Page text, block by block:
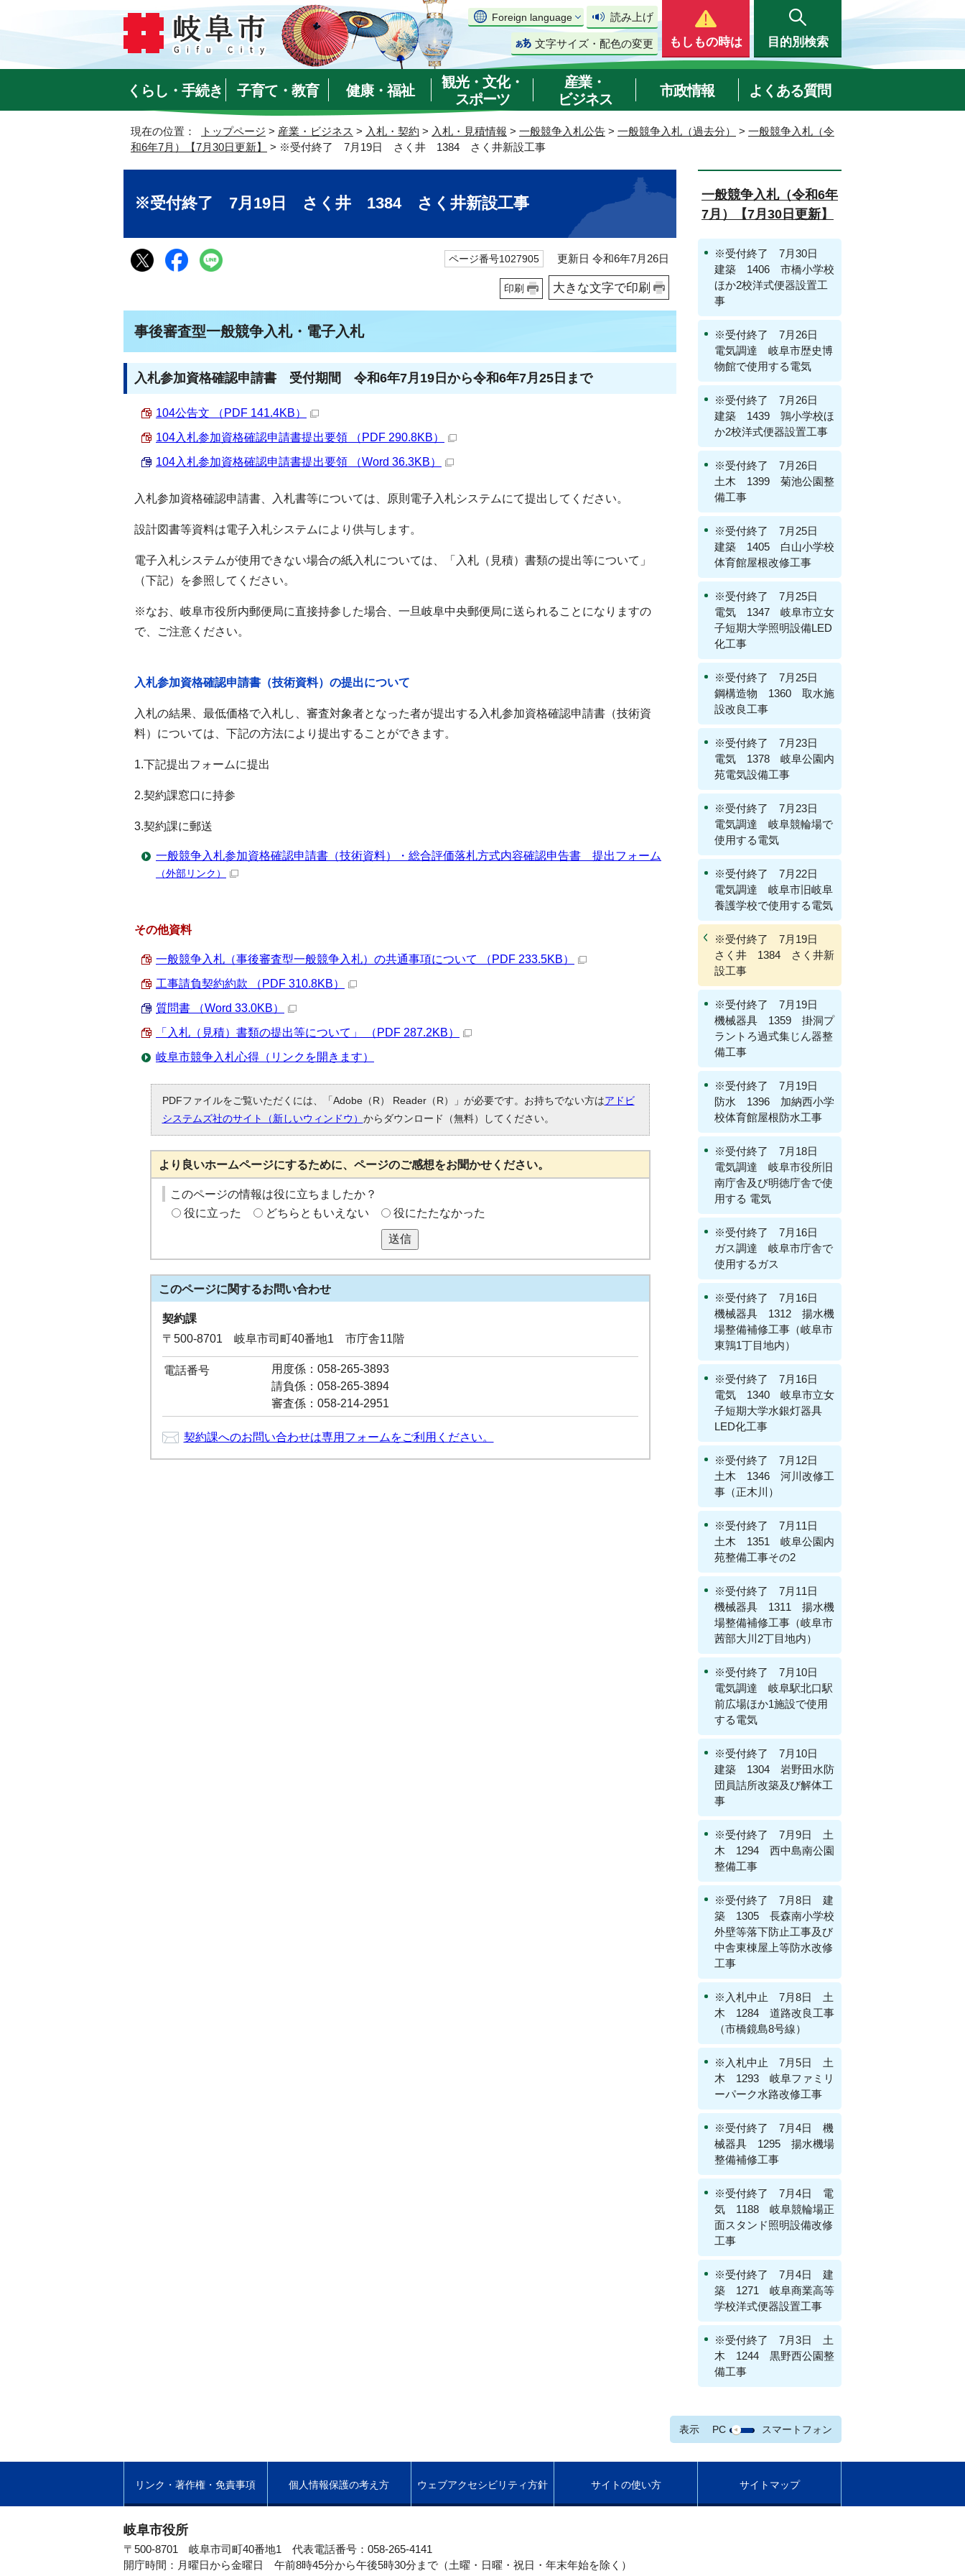
Foreign language 読み上げ
文字サイズ・配色の変更 もしもの時は 目的別検索
くらし・手続き 子育て・教育 健康・福祉
観光・文化・
スポーツ
産業・
ビジネス
市政情報 よくある質問
現在の位置： トップページ > 産業・ビジネス > 入札・契約 > 入札・見積情報 > 一般競争入札公告 > 一般競争入札（過去分） > 一般競争入札（令
和6年7月）【7月30日更新】
> ※受付終了 7月19日 さく井 1384 さく井新設工事
※受付終了 7月19日 さく井 1384 さく井新設工事
ページ番号1027905 更新日 令和6年7月26日
印刷 大きな文字で印刷
事後審査型一般競争入札・電子入札
入札参加資格確認申請書 受付期間 令和6年7月19日から令和6年7月25日まで
104公告文 （PDF 141.4KB）
104入札参加資格確認申請書提出要領 （PDF 290.8KB）
104入札参加資格確認申請書提出要領 （Word 36.3KB）
入札参加資格確認申請書、入札書等については、原則電子入札システムにて提出してください。
設計図書等資料は電子入札システムにより供与します。
電子入札システムが使用できない場合の紙入札については、「入札（見積）書類の提出等について」
（下記）を参照してください。
※なお、岐阜市役所内郵便局に直接持参した場合、一旦岐阜中央郵便局に送られることになりますの
で、ご注意ください。
入札参加資格確認申請書（技術資料）の提出について
入札の結果、最低価格で入札し、審査対象者となった者が提出する入札参加資格確認申請書（技術資
料）については、下記の方法により提出することができます。
1.下記提出フォームに提出
2.契約課窓口に持参
3.契約課に郵送
一般競争入札参加資格確認申請書（技術資料）・総合評価落札方式内容確認申告書 提出フォーム
（外部リンク）
その他資料
一般競争入札（事後審査型一般競争入札）の共通事項について （PDF 233.5KB）
工事請負契約約款 （PDF 310.8KB）
質問書 （Word 33.0KB）
「入札（見積）書類の提出等について」 （PDF 287.2KB）
岐阜市競争入札心得（リンクを開きます）
PDFファイルをご覧いただくには、「Adobe（R） Reader（R）」が必要です。お持ちでない方はアドビ
システムズ社のサイト（新しいウィンドウ） からダウンロード（無料）してください。
より良いホームページにするために、ページのご感想をお聞かせください。
このページの情報は役に立ちましたか？
役に立った
どちらともいえない 役にたたなかった
送信
このページに関するお問い合わせ
契約課
〒500-8701 岐阜市司町40番地1 市庁舎11階
電話番号
用度係：058-265-3893
請負係：058-265-3894
審査係：058-214-2951
契約課へのお問い合わせは専用フォームをご利用ください。
一般競争入札（令和6年
7月）【7月30日更新】
※受付終了 7月30日
建築 1406 市橋小学校
ほか2校洋式便器設置工
事
※受付終了 7月26日
電気調達 岐阜市歴史博
物館で使用する電気
※受付終了 7月26日
建築 1439 鶉小学校ほ
か2校洋式便器設置工事
※受付終了 7月26日
土木 1399 菊池公園整
備工事
※受付終了 7月25日
建築 1405 白山小学校
体育館屋根改修工事
※受付終了 7月25日
電気 1347 岐阜市立女
子短期大学照明設備LED
化工事
※受付終了 7月25日
鋼構造物 1360 取水施
設改良工事
※受付終了 7月23日
電気 1378 岐阜公園内
苑電気設備工事
※受付終了 7月23日
電気調達 岐阜競輪場で
使用する電気
※受付終了 7月22日
電気調達 岐阜市旧岐阜
養護学校で使用する電気
※受付終了 7月19日
さく井 1384 さく井新
設工事
※受付終了 7月19日
機械器具 1359 掛洞プ
ラントろ過式集じん器整
備工事
※受付終了 7月19日
防水 1396 加納西小学
校体育館屋根防水工事
※受付終了 7月18日
電気調達 岐阜市役所旧
南庁舎及び明徳庁舎で使
用する 電気
※受付終了 7月16日
ガス調達 岐阜市庁舎で
使用するガス
※受付終了 7月16日
機械器具 1312 揚水機
場整備補修工事（岐阜市
東鶉1丁目地内）
※受付終了 7月16日
電気 1340 岐阜市立女
子短期大学水銀灯器具
LED化工事
※受付終了 7月12日
土木 1346 河川改修工
事（正木川）
※受付終了 7月11日
土木 1351 岐阜公園内
苑整備工事その2
※受付終了 7月11日
機械器具 1311 揚水機
場整備補修工事（岐阜市
茜部大川2丁目地内）
※受付終了 7月10日
電気調達 岐阜駅北口駅
前広場ほか1施設で使用
する電気
※受付終了 7月10日
建築 1304 岩野田水防
団員詰所改築及び解体工
事
※受付終了 7月9日 土
木 1294 西中島南公園
整備工事
※受付終了 7月8日 建
築 1305 長森南小学校
外壁等落下防止工事及び
中舎東棟屋上等防水改修
工事
※入札中止 7月8日 土
木 1284 道路改良工事
（市橋鏡島8号線）
※入札中止 7月5日 土
木 1293 岐阜ファミリ
ーパーク水路改修工事
※受付終了 7月4日 機
械器具 1295 揚水機場
整備補修工事
※受付終了 7月4日 電
気 1188 岐阜競輪場正
面スタンド照明設備改修
工事
※受付終了 7月4日 建
築 1271 岐阜商業高等
学校洋式便器設置工事
※受付終了 7月3日 土
木 1244 黒野西公園整
備工事
表示 PC スマートフォン
リンク・著作権・免責事項 個人情報保護の考え方 ウェブアクセシビリティ方針 サイトの使い方 サイトマップ
岐阜市役所
〒500-8701 岐阜市司町40番地1 代表電話番号：058-265-4141
開庁時間：月曜日から金曜日 午前8時45分から午後5時30分まで（土曜・日曜・祝日・年末年始を除く）